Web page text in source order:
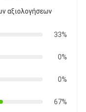
αξιολογήσεων
33%
0%
0%
67%